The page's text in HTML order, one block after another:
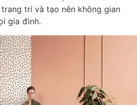
trí và tạo nên không gian
gia đình.